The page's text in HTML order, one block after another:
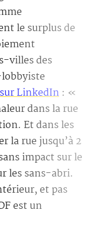
le surplus de
villes des
LinkedIn : «
dans la rue
Et dans les
la rue jusqu’à 2
impact sur le
les sans-abri.
et pas
est un